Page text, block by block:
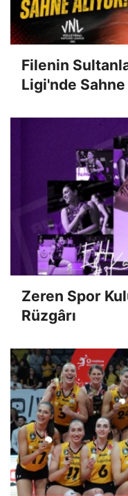
Filenin
Ligi'nde Sahne
Zeren Spor
Rüzgârı